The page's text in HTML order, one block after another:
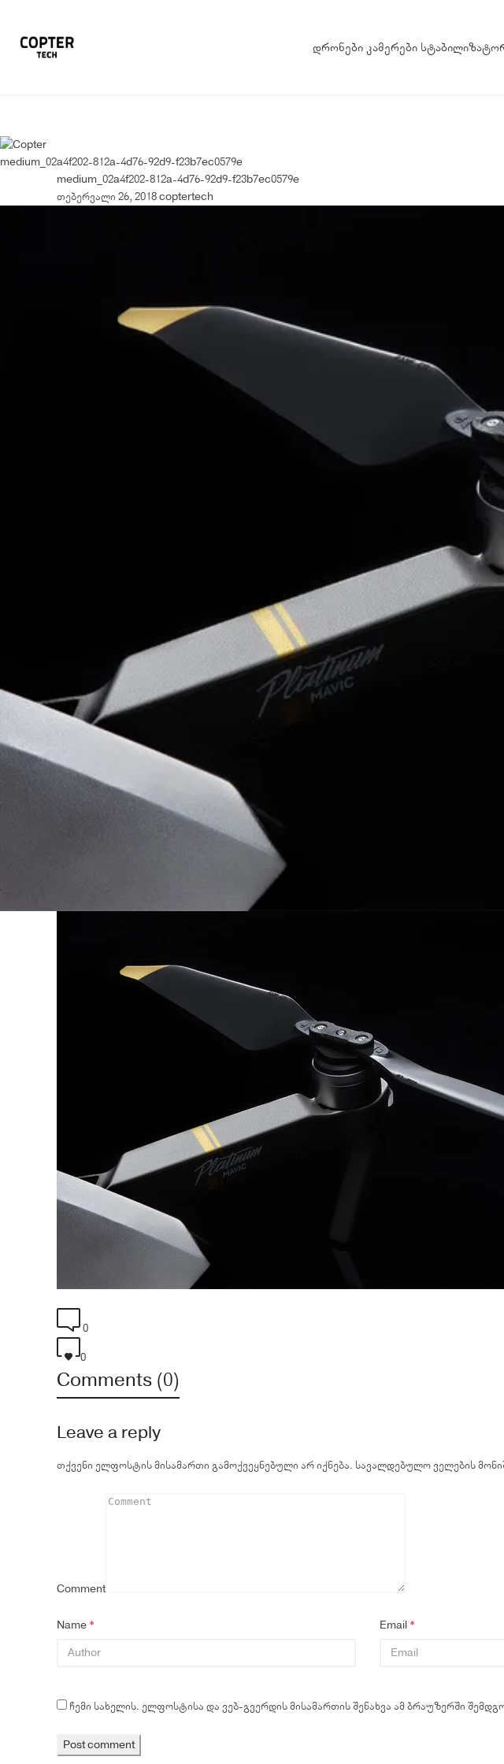
დრონები კამერები
medium_02a4f202-812a-4d76-92d9-f23b7ec0579e
medium_02a4f202-812a-4d76-92d9-f23b7ec0579e
თებერვალი 26, 2018coptertech
0
0
Comments (0)
Leave a reply
თქვენი ელფოსტის მისამართი გამოქვეყნებული არ იქნება. სავალდებულო ველების
Comment
Name * Email *
ჩემი სახელის. ელფოსტისა და ვებ-გვერდის მისამართის შენახვა ამ ბრაუზერში